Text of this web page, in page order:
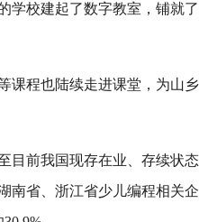
学校建起了数字教室，铺就
课程也陆续走进课堂，为山
目前我国现存在业、存续状
南省、浙江省少儿编程相关